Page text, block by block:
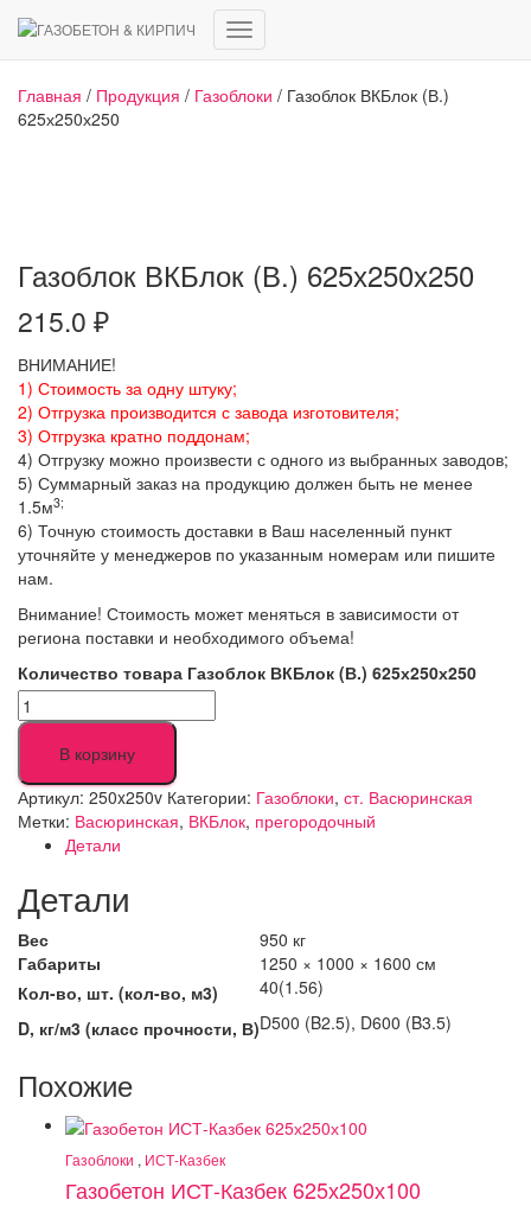
Переключить
Главная / Продукция / Газоблоки / Газоблок ВКБлок (В.)
625х250х250
Газоблок ВКБлок (В.) 625х250х250
215.0 ₽
ВНИМАНИЕ!
1) Стоимость за одну штуку;
2) Отгрузка производится с завода изготовителя;
3) Отгрузка кратно поддонам;
4) Отгрузку можно произвести с одного из выбранных заводов;
5) Суммарный заказ на продукцию должен быть не менее
1.5м3;
6) Точную стоимость доставки в Ваш населенный пункт
уточняйте у менеджеров по указанным номерам или пишите
нам.
Внимание! Стоимость может меняться в зависимости от
региона поставки и необходимого объема!
Количество товара Газоблок ВКБлок (В.) 625х250х250
В корзину
Артикул: 250x250v Категории: Газоблоки, ст. Васюринская
Метки: Васюринская, ВКБлок, прегородочный
Детали
Детали
Вес
950 кг
Габариты
1250 × 1000 × 1600 см
Кол-во, шт. (кол-во, м3)
40(1.56)
D, кг/м3 (класс прочности, В)D500 (B2.5), D600 (B3.5)
Похожие
Газоблоки , ИСТ-Казбек
Газобетон ИСТ-Казбек 625х250х100